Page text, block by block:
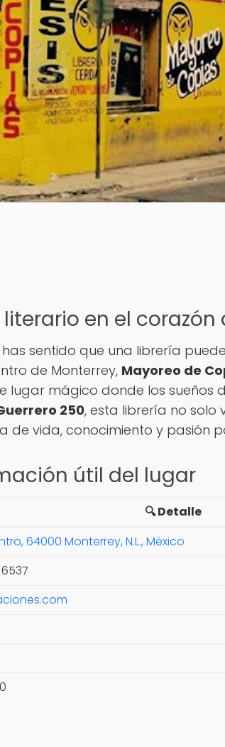
literario en el corazón
sentido que una librería
de Monterrey, Mayoreo de
lugar mágico donde los sueños
250, esta librería no solo
de vida, conocimiento y pasión
útil del lugar
🔍 Detalle
64000 Monterrey, N.L., México